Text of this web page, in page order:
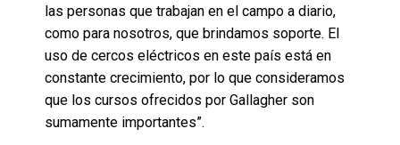
las personas que trabajan en el campo a diario,
como para nosotros, que brindamos soporte. El
uso de cercos eléctricos en este país está en
constante crecimiento, por lo que consideramos
que los cursos ofrecidos por Gallagher son
sumamente importantes”.